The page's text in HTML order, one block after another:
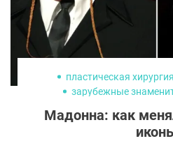
пластическая хирургия
зарубежные
Мадонна: как